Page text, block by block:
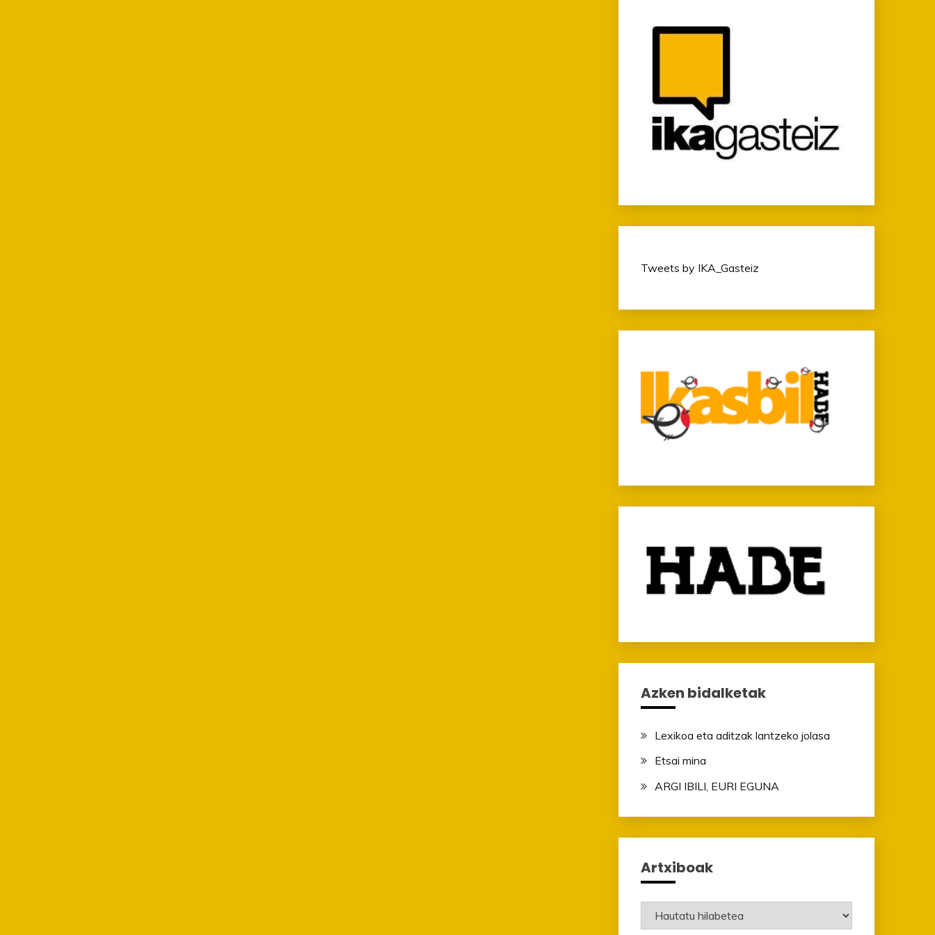
Tweets by IKA_Gasteiz
Azken bidalketak
Lexikoa eta aditzak lantzeko jolasa
Etsai mina
ARGI IBILI, EURI EGUNA
Artxiboak
Artxiboak